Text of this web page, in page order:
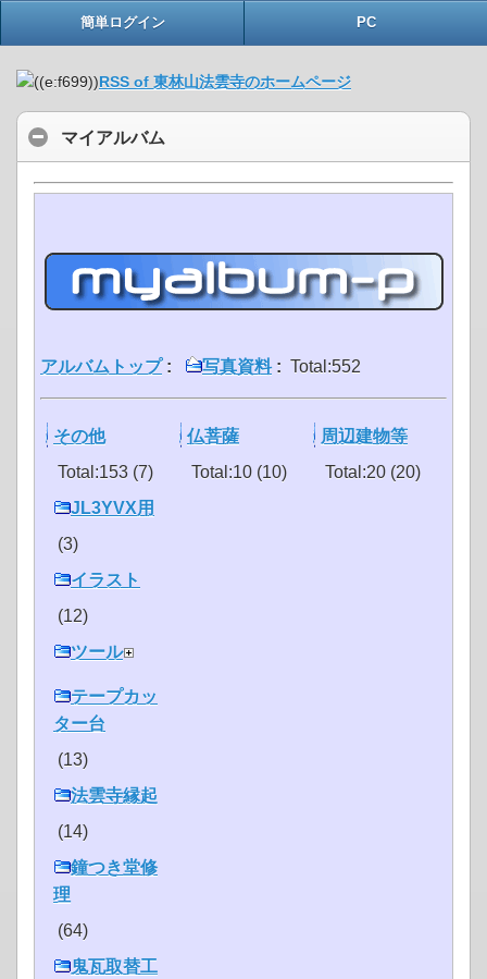
簡単ログイン PC
RSS of 東林山法雲寺のホームページ
マイアルバム
アルバムトップ: 写真資料: Total:552
その他
Total:153 (7)
JL3YVX用
(3)
イラスト
(12)
ツール
テープカッ
ター台
(13)
法雲寺縁起
(14)
鐘つき堂修
理
(64)
鬼瓦取替工
仏菩薩
Total:10 (10)
周辺建物等
Total:20 (20)